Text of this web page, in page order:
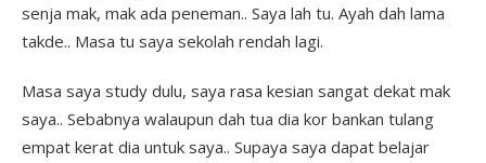
senja mak, mak ada peneman.. Saya lah tu. Ayah dah lama
takde.. Masa tu saya sekolah rendah lagi.
Masa saya study dulu, saya rasa kesian sangat dekat mak
saya.. Sebabnya walaupun dah tua dia kor bankan tulang
empat kerat dia untuk saya.. Supaya saya dapat belajar